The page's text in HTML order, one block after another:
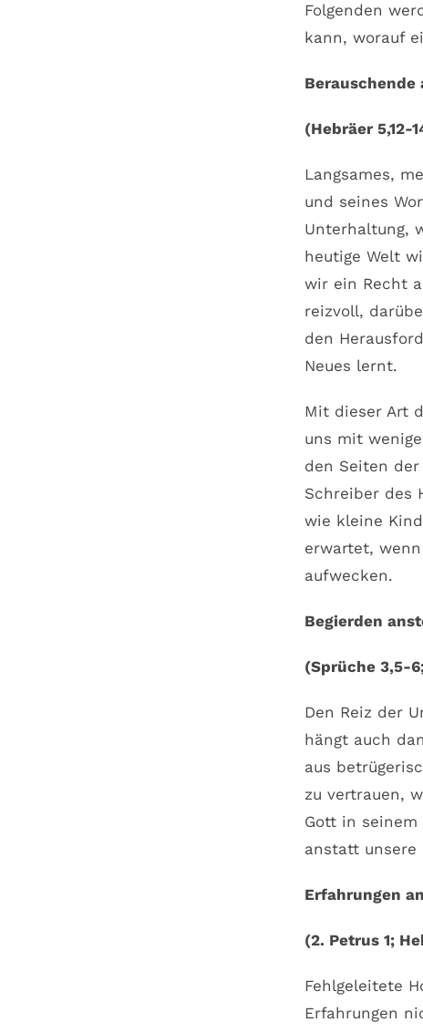
Folgenden
kann, worauf
(Hebräer 5,12-
Langsames,
und seines
Unterhaltung,
heutige Welt
wir ein Recht
reizvoll,
den
Neues lernt.
Mit dieser Art
uns mit
den Seiten
Schreiber des
wie kleine
erwartet,
aufwecken.
Begierden
(Sprüche 3,5-
Den Reiz der
hängt auch
aus
zu vertrauen,
Gott in seinem
anstatt unsere
Erfahrungen
(2. Petrus 1;
Fehlgeleitete
Erfahrungen